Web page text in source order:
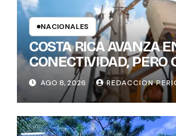
NACIONALES
COSTA RICA AVANZA
CONECTIVIDAD, PERO
BRECHAS DIGITALES,
REZAGADOS A
RURALES
AGO 8, 2026 REDACCION